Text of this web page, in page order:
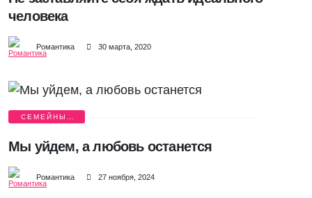
человека
Романтика 30 марта, 2020
СЕМЕЙНЫЕ
Мы уйдем, а любовь останется
Романтика 27 ноября, 2024